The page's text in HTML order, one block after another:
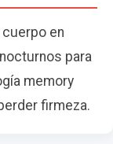
en
para
memory
firmeza.